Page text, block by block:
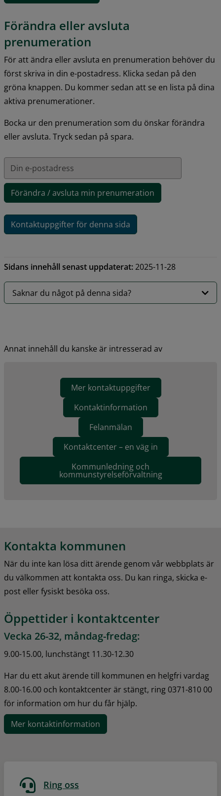
Förändra eller avsluta
prenumeration
För att ändra eller avsluta en prenumeration behöver du
först skriva in din e-postadress. Klicka sedan på den
gröna knappen. Du kommer sedan att se en lista på dina
aktiva prenumerationer.
Bocka ur den prenumeration som du önskar förändra
eller avsluta. Tryck sedan på spara.
Prenumerationslista
Kontaktuppgifter för denna sida
Sidans innehåll senast uppdaterat:2025-11-28
Saknar du något på denna sida?
Annat innehåll du kanske är intresserad av
Mer kontaktuppgifter
Kontaktinformation
Felanmälan
Kontaktcenter – en väg in
Kommunledning och
kommunstyrelseförvaltning
Kontakta kommunen
När du inte kan lösa ditt ärende genom vår webbplats är
du välkommen att kontakta oss. Du kan ringa, skicka e-
post eller fysiskt besöka oss.
Öppettider i kontaktcenter
Vecka 26-32, måndag-fredag:
9.00-15.00, lunchstängt 11.30-12.30
Har du ett akut ärende till kommunen en helgfri vardag
8.00-16.00 och kontaktcenter är stängt, ring 0371-810 00
för information om hur du får hjälp.
Mer kontaktinformation
Ring oss